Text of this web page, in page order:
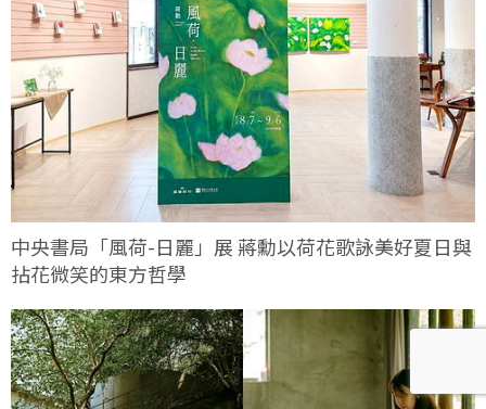
中央書局「風荷-日麗」展 蔣勳以荷花歌詠美好夏日與
拈花微笑的東方哲學